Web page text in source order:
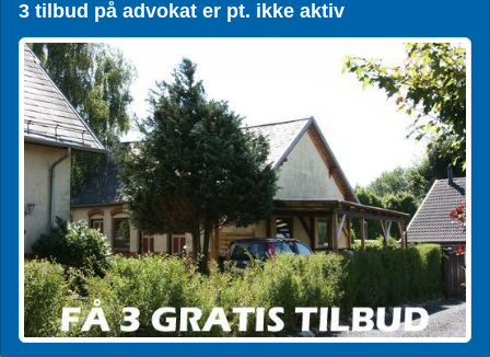
3 tilbud på advokat er pt. ikke aktiv